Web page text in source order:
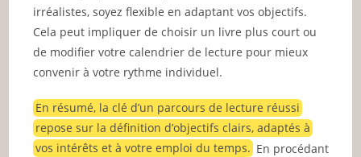
irréalistes, soyez flexible en adaptant vos objectifs.
Cela peut impliquer de choisir un livre plus court ou
de modifier votre calendrier de lecture pour mieux
convenir à votre rythme individuel.
En résumé, la clé d’un parcours de lecture réussi
repose sur la définition d’objectifs clairs, adaptés à
vos intérêts et à votre emploi du temps. En procédant